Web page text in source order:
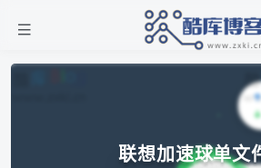
联想加速球单文